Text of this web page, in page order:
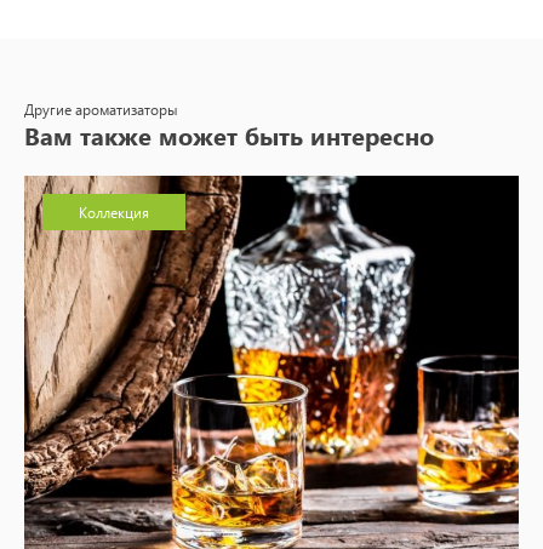
Другие ароматизаторы
Вам также может быть интересно
Коллекция